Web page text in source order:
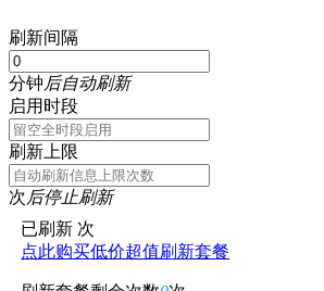
刷新间隔
分钟后自动刷新
启用时段
刷新上限
次后停止刷新
已刷新 次
点此购买低价超值刷新套餐